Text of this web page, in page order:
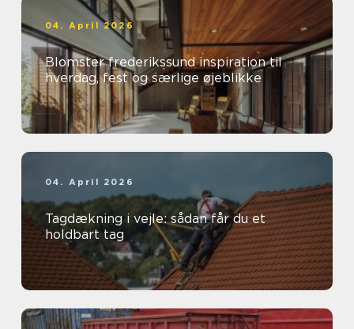
04. April 2026
Blomster frederikssund inspiration til
hverdag, fest og særlige øjeblikke
04. April 2026
Tagdækning i vejle: sådan får du et
holdbart tag